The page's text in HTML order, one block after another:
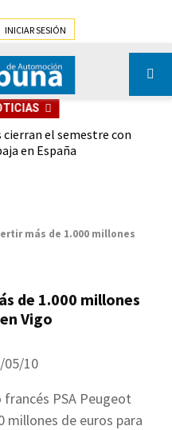
INICIAR SESIÓN
cierran el semestre con
en España
más de 1.000 millones
de 1.000 millones
Vigo
05/10
PSA Peugeot
millones de euros para